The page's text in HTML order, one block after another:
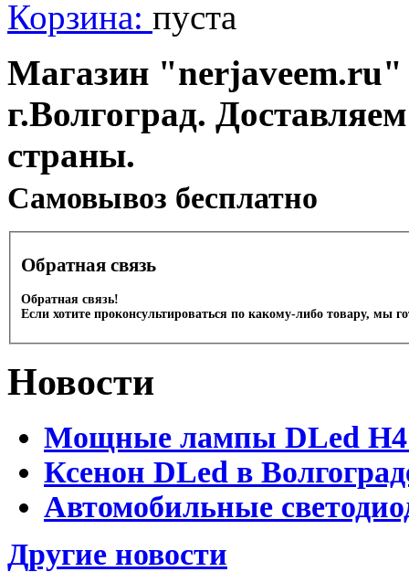
Корзина: пуста
Магазин "nerjaveem.ru"
г.Волгоград.
страны.
Cамовывоз бесплатно
Обратная связь
Обратная связь!
Если хотите проконсультироваться по какому-либо товару, мы
Новости
Мощные лампы DLed H4
Ксенон DLed в
Автомобильные
Другие новости